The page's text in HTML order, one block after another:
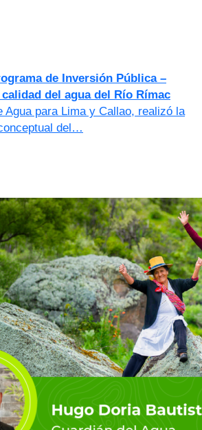
de Inversión Pública –
del agua del Río Rímac
Agua para Lima y Callao, realizó la
del…